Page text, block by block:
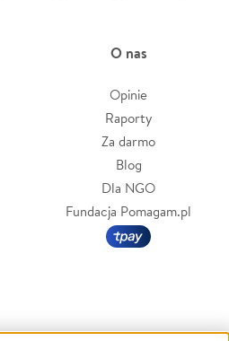
O nas
Opinie
Raporty
Za darmo
Blog
Dla NGO
Fundacja Pomagam.pl